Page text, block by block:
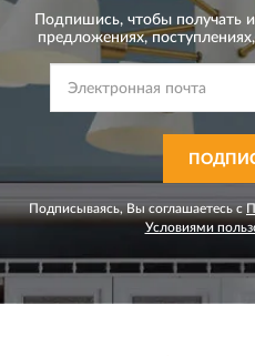
Подпишись, чтобы получать
предложениях,
Подписываясь, Вы соглашаетесь с
Условиями